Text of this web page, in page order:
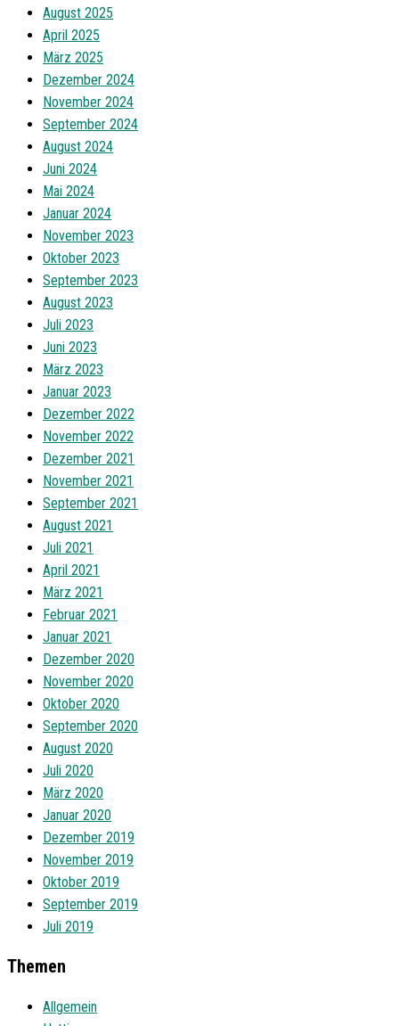
August 2025
April 2025
März 2025
Dezember 2024
November 2024
September 2024
August 2024
Juni 2024
Mai 2024
Januar 2024
November 2023
Oktober 2023
September 2023
August 2023
Juli 2023
Juni 2023
März 2023
Januar 2023
Dezember 2022
November 2022
Dezember 2021
November 2021
September 2021
August 2021
Juli 2021
April 2021
März 2021
Februar 2021
Januar 2021
Dezember 2020
November 2020
Oktober 2020
September 2020
August 2020
Juli 2020
März 2020
Januar 2020
Dezember 2019
November 2019
Oktober 2019
September 2019
Juli 2019
Themen
Allgemein